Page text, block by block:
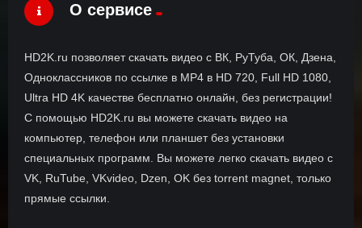
О сервисе
HD2K.ru позволяет скачать видео с ВК, РуТуба, ОК, Дзена,
Одноклассников по ссылке в MP4 в HD 720, Full HD 1080,
Ultra HD 4K качестве бесплатно онлайн, без регистрации!
С помощью HD2K.ru вы можете скачать видео на
компьютер, телефон или планшет без установки
специальных программ. Вы можете легко скачать видео с
VK, RuTube, VKvideo, Dzen, OK без torrent magnet, только
прямые ссылки.